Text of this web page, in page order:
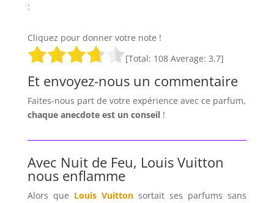
:
Cliquez pour donner votre note !
[Total: 108Average: 3.7]
Et envoyez-nous un commentaire
Faites-nous part de votre expérience avec ce parfum,
chaque anecdote est un conseil!
Avec Nuit de Feu, Louis Vuitton
nous enflamme
Alors que Louis Vuittonsortait ses parfums sans